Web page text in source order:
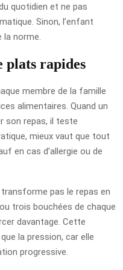
quotidien et ne pas
Sinon, l’enfant
norme.
plats rapides
membre de la famille
alimentaires. Quand un
son repas, il teste
mieux vaut que tout
en cas d’allergie ou de
pas le repas en
trois bouchées de chaque
davantage. Cette
la pression, car elle
progressive.